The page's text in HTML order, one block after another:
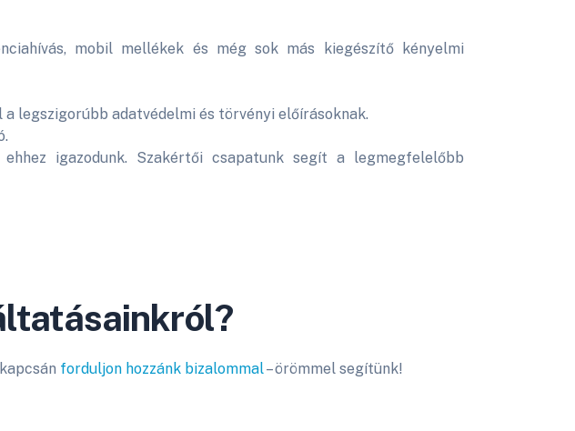
mobil mellékek és még sok más kiegészítő kényelmi
legszigorúbb adatvédelmi és törvényi előírásoknak.
igazodunk. Szakértői csapatunk segít a legmegfelelőbb
forduljon hozzánk bizalommal– örömmel segítünk!